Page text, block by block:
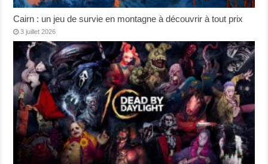
Cairn : un jeu de survie en montagne à découvrir à tout prix
3 juillet 2026